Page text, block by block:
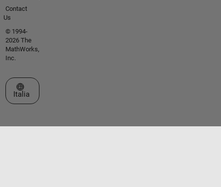
Contact
Us
© 1994-
2026 The
MathWorks,
Inc.
Seleziona un sito web
Italia